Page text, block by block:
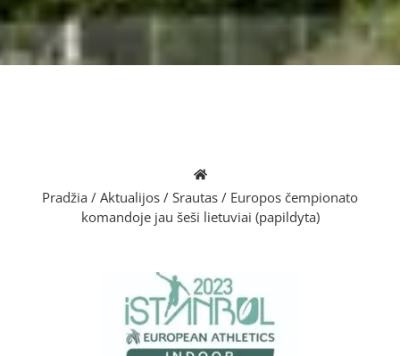
Pradžia / Aktualijos / Srautas / Europos čempionato
komandoje jau šeši lietuviai (papildyta)